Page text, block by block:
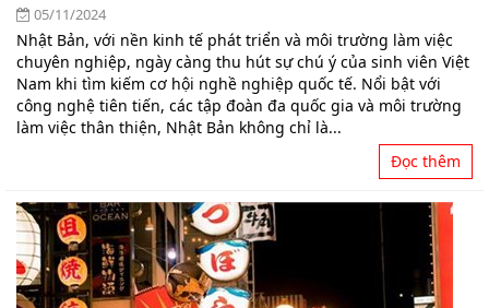
05/11/2024
Nhật Bản, với nền kinh tế phát triển và môi trường làm việc
chuyên nghiệp, ngày càng thu hút sự chú ý của sinh viên Việt
Nam khi tìm kiếm cơ hội nghề nghiệp quốc tế. Nổi bật với
công nghệ tiên tiến, các tập đoàn đa quốc gia và môi trường
làm việc thân thiện, Nhật Bản không chỉ là...
Đọc thêm